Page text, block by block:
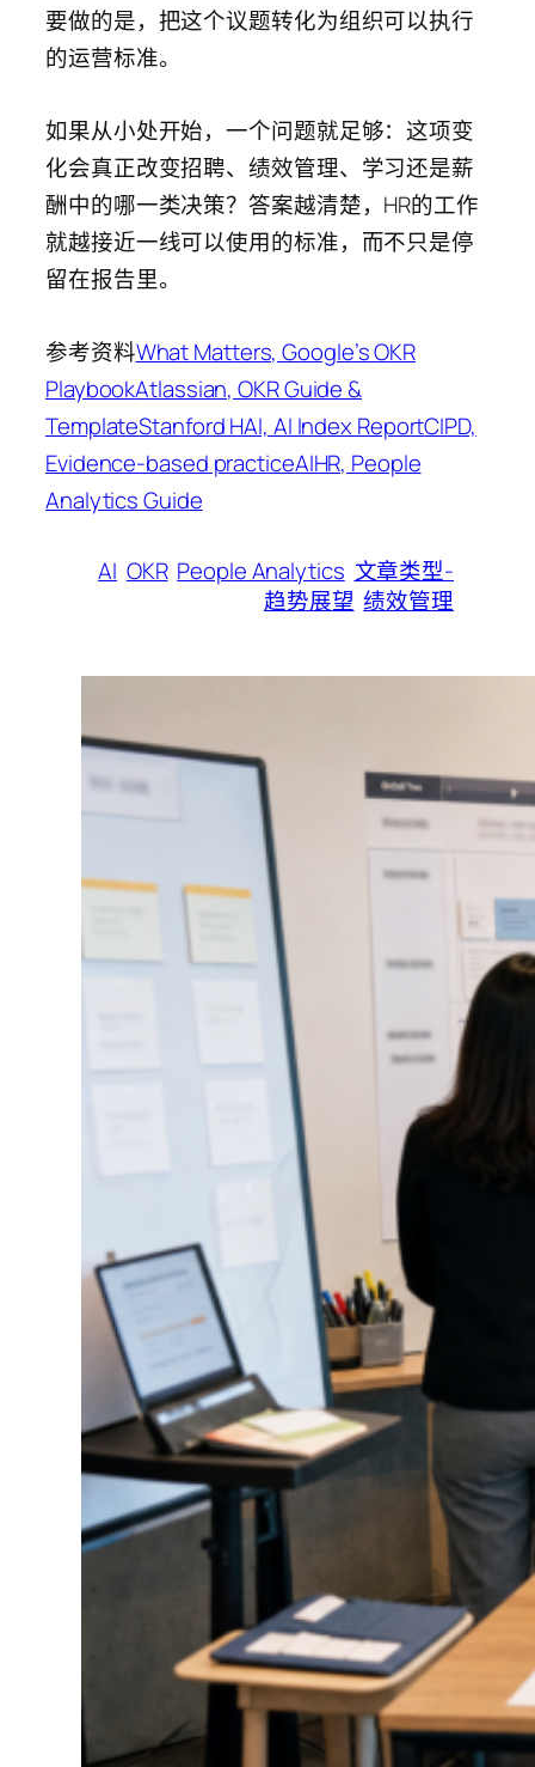
要做的是，把这个议题转化为组织可以执行
的运营标准。
如果从小处开始，一个问题就足够：这项变
化会真正改变招聘、绩效管理、学习还是薪
酬中的哪一类决策？答案越清楚，HR的工作
就越接近一线可以使用的标准，而不只是停
留在报告里。
参考资料What Matters, Google’s OKR
PlaybookAtlassian, OKR Guide &
TemplateStanford HAI, AI Index ReportCIPD,
Evidence-based practiceAIHR, People
Analytics Guide
AI OKR People Analytics 文章类型-
趋势展望 绩效管理